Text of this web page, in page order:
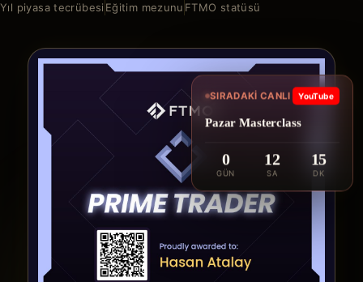
Yıl piyasa tecrübesi Eğitim mezunu FTMO statüsü
YouTube
Pazar Masterclass
GÜN SA DK